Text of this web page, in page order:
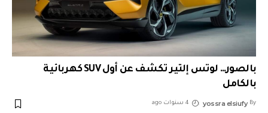
بالصور… لوتس إلتير تكشف عن أول SUV كهربائية
بالكامل
By
yossra elsiufy 4 سنوات ago